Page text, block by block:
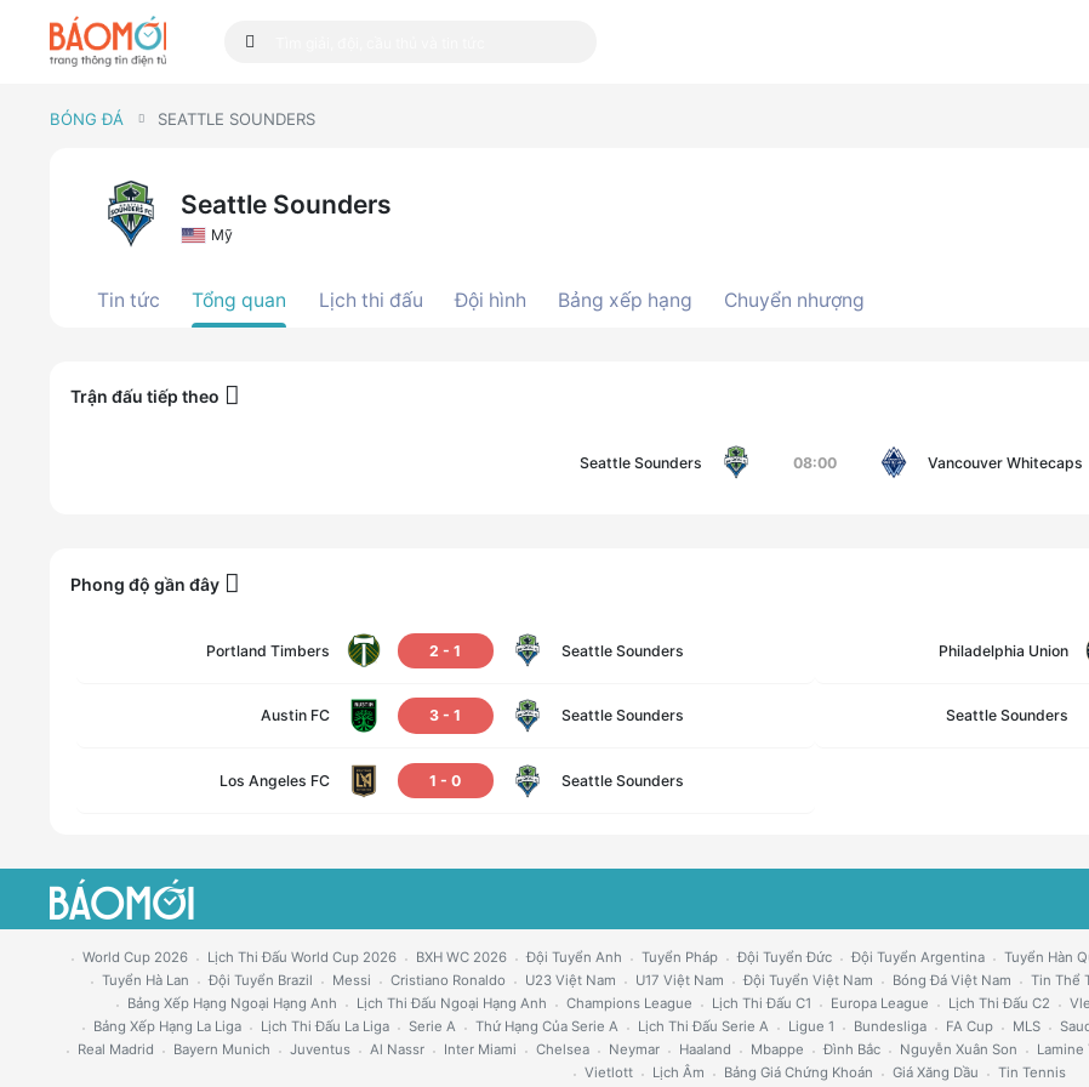
BÓNG ĐÁ SEATTLE SOUNDERS
Seattle Sounders
Mỹ
Tin tức Tổng quan Lịch thi đấu Đội hình Bảng xếp hạng Chuyển nhượng
Trận đấu tiếp theo
Seattle Sounders 08:00 Vancouver Whitecaps
Phong độ gần đây
Portland Timbers 2 -1 Seattle Sounders Philadelphia Union
Austin FC 3 -1 Seattle Sounders Seattle Sounders
Los Angeles FC 1 -0 Seattle Sounders
World Cup 2026 Lịch Thi Đấu World Cup 2026 BXH WC 2026 Đội Tuyển Anh Tuyển Pháp Đội Tuyển Đức Đội Tuyển Argentina Tuyển Hàn
Tuyển Hà Lan
Đội Tuyển Brazil Messi Cristiano Ronaldo U23 Việt Nam U17 Việt Nam Đội Tuyển Việt Nam Bóng Đá Việt Nam Tin Thể
Bảng Xếp Hạng Ngoại Hạng Anh
Lịch Thi Đấu Ngoại Hạng Anh Champions League Lịch Thi Đấu C1 Europa League Lịch Thi Đấu C2
Bảng Xếp Hạng La Liga
Lịch Thi Đấu La Liga Serie A Thứ Hạng Của Serie A Lịch Thi Đấu Serie A Ligue 1 Bundesliga FA Cup MLS
Real Madrid
Bayern Munich Juventus Al Nassr Inter Miami Chelsea Neymar Haaland Mbappe Đình Bắc Nguyễn Xuân Son Lamine
Vietlott
Lịch Âm Bảng Giá Chứng Khoán Giá Xăng Dầu Tin Tennis